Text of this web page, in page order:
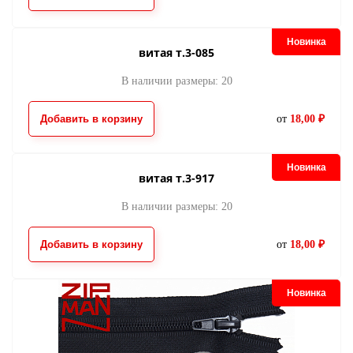
Новинка
витая т.3-085
В наличии размеры: 20
Добавить в корзину от 18,00 ₽
Новинка
витая т.3-917
В наличии размеры: 20
Добавить в корзину от 18,00 ₽
Новинка